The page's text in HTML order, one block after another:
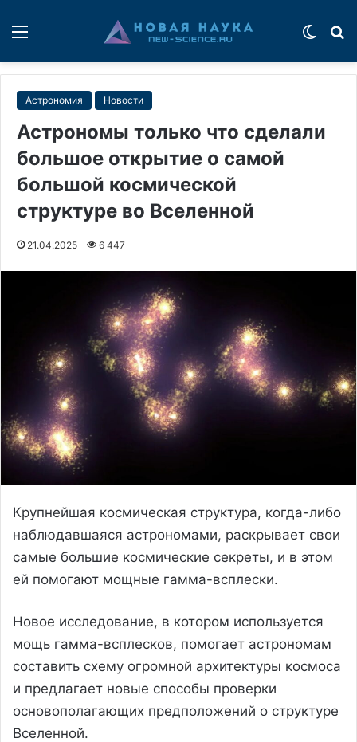
Астрономия Новости
Астрономы только что сделали
большое открытие о самой
большой космической
структуре во Вселенной
21.04.2025 6 447
Крупнейшая космическая структура, когда-либо
наблюдавшаяся астрономами, раскрывает свои
самые большие космические секреты, и в этом
ей помогают мощные гамма-всплески.
Новое исследование, в котором используется
мощь гамма-всплесков, помогает астрономам
составить схему огромной архитектуры космоса
и предлагает новые способы проверки
основополагающих предположений о структуре
Вселенной.